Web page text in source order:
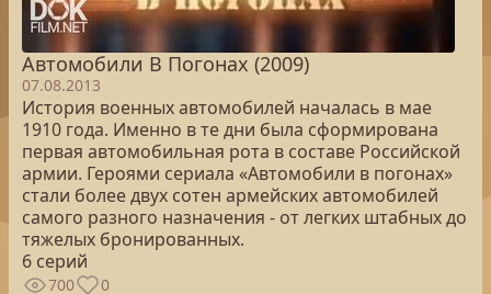
Автомобили В Погонах (2009)
07.08.2013
История военных автомобилей началась в мае
1910 года. Именно в те дни была сформирована
первая автомобильная рота в составе Российской
армии. Героями сериала «Автомобили в погонах»
стали более двух сотен армейских автомобилей
самого разного назначения - от легких штабных до
тяжелых бронированных.
6 серий
700 0